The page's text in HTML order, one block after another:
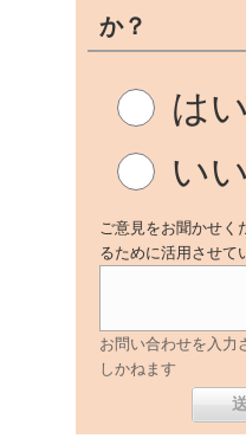
か？
はい
い
ご意見をお聞かせく
るために活用させて
お問い合わせを入力
しかねます